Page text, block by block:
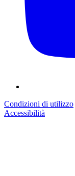
Condizioni di utilizzo
Accessibilità